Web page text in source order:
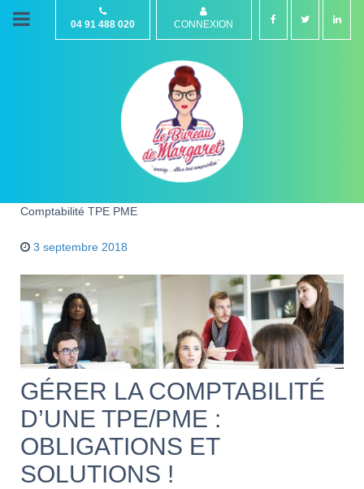
04 91 488 020 CONNEXION
Comptabilité TPE PME
3 septembre 2018
GÉRER LA COMPTABILITÉ
D’UNE TPE/PME :
OBLIGATIONS ET
SOLUTIONS !